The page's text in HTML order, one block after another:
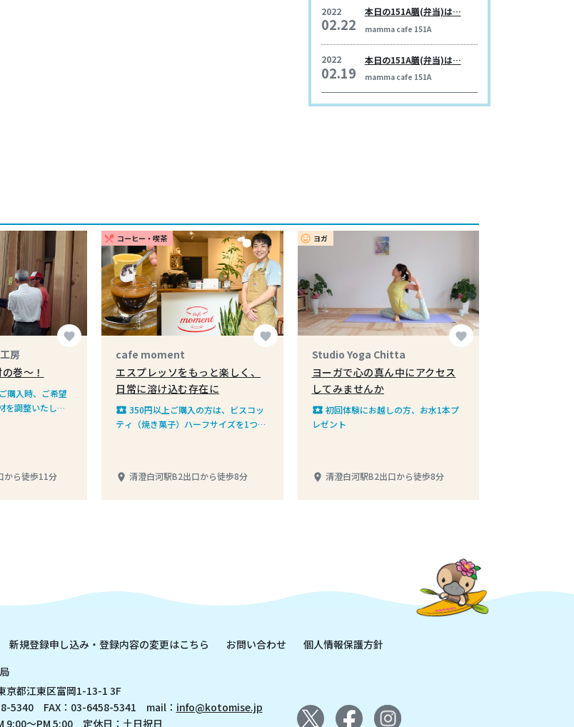
2022
02.22
本日の151A膳(弁当)は…
mamma cafe 151A
2022
02.19
本日の151A膳(弁当)は…
mamma cafe 151A
favorite
房
巻〜！
購入時、ご希望
を調整いたしま
から徒歩11分
restaurant_menu コーヒー・喫茶
favorite
cafe moment
エスプレッソをもっと楽しく、
日常に溶け込む存在に
local_play 350円以上ご購入の方は、ビスコッ
ティ（焼き菓子）ハーフサイズを1つプ
place 清澄白河駅B2出口から徒歩8分
insert_emoticon ヨガ
favorite
Studio Yoga Chitta
ヨーガで心の真ん中にアクセス
してみませんか
local_play 初回体験にお越しの方、お水1本プ
レゼント
place 清澄白河駅B2出口から徒歩8分
新規登録申し込み・登録内容の変更はこちら お問い合わせ
個人情報保護方針
京都江東区富岡1-13-1 3F
5340 FAX：03-6458-5341 mail： info@kotomise.jp
9:00～PM 5:00 定休日：土日祝日